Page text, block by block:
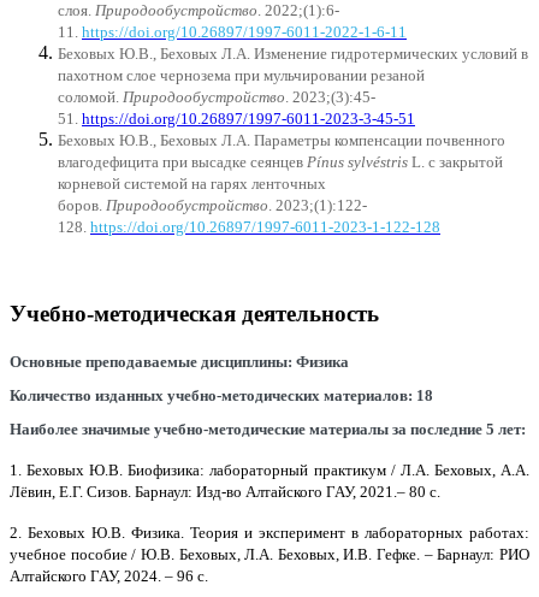
слоя. Природообустройство. 2022;(1):6-
11. https://doi.org/10.26897/1997-6011-2022-1-6-11
Беховых Ю.В., Беховых Л.А. Изменение гидротермических условий в
пахотном слое чернозема при мульчировании резаной
соломой. Природообустройство. 2023;(3):45-
51. https://doi.org/10.26897/1997-6011-2023-3-45-51
Беховых Ю.В., Беховых Л.А. Параметры компенсации почвенного
влагодефицита при высадке сеянцев Pínus sylvéstris L. с закрытой
корневой системой на гарях ленточных
боров. Природообустройство. 2023;(1):122-
128. https://doi.org/10.26897/1997-6011-2023-1-122-128
Учебно-методическая деятельность
Основные преподаваемые дисциплины: Физика
Количество изданных учебно-методических материалов: 18
Наиболее значимые учебно-методические материалы за последние 5 лет:
1.Беховых Ю.В. Биофизика: лабораторный практикум / Л.А. Беховых, А.А.
Лёвин, Е.Г. Сизов. Барнаул: Изд-во Алтайского ГАУ, 2021.‒ 80 с.
2. Беховых Ю.В. Физика. Теория и эксперимент в лабораторных работах:
учебное пособие / Ю.В. Беховых, Л.А. Беховых, И.В. Гефке. ‒ Барнаул: РИО
Алтайского ГАУ, 2024. ‒ 96 с.